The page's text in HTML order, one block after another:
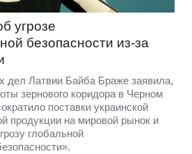
угрозе
безопасности из-за
дел Латвии Байба Браже заявила,
зернового коридора в Черном
поставки украинской
продукции на мировой рынок и
глобальной